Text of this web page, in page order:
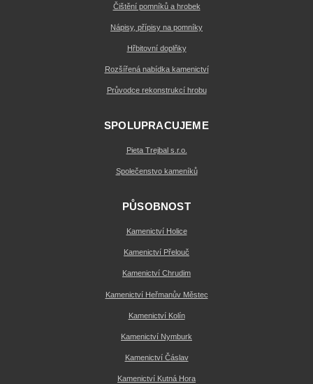
Čištění pomníků a hrobek
Nápisy, přípisy na pomníky
Hřbitovní doplňky
Rozšířená nabídka kamenictví
Průvodce rekonstrukcí hrobu
SPOLUPRACUJEME
Pieta Trejbal s.r.o.
Společenstvo kameníků
PŮSOBNOST
Kamenictví Holice
Kamenictví Přelouč
Kamenictví Chrudim
Kamenictví Heřmanův Městec
Kamenictví Kolín
Kamenictví Nymburk
Kamenictví Čáslav
Kamenictví Kutná Hora